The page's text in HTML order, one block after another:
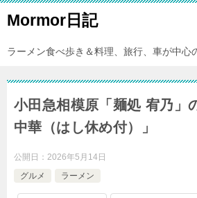
Mormor日記
ラーメン食べ歩き＆料理、旅行、車が中心
小田急相模原「麺処 宥乃」
中華（はし休め付）」
公開日： 2026年5月14日
グルメ
ラーメン